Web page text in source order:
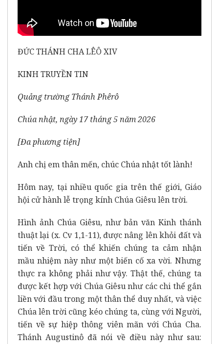
ĐỨC THÁNH CHA LÊÔ XIV
KINH TRUYỀN TIN
Quảng trường Thánh Phêrô
Chúa nhật, ngày 17 tháng 5 năm 2026
[Đa phương tiện]
Anh chị em thân mến, chúc Chúa nhật tốt lành!
Hôm nay, tại nhiều quốc gia trên thế giới, Giáo
hội cử hành lễ trọng kính Chúa Giêsu lên trời.
Hình ảnh Chúa Giêsu, như bản văn Kinh thánh
thuật lại (x. Cv 1,1-11), được nâng lên khỏi đất và
tiến về Trời, có thể khiến chúng ta cảm nhận
mầu nhiệm này như một biến cố xa vời. Nhưng
thực ra không phải như vậy. Thật thế, chúng ta
được kết hợp với Chúa Giêsu như các chi thể gắn
liền với đầu trong một thân thể duy nhất, và việc
Chúa lên trời cũng kéo chúng ta, cùng với Người,
tiến về sự hiệp thông viên mãn với Chúa Cha.
Thánh Augustinô đã nói về điều này như sau: